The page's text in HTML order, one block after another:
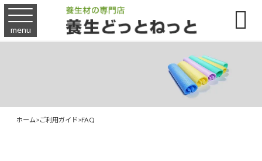
menu 
ホーム>ご利用ガイド>FAQ